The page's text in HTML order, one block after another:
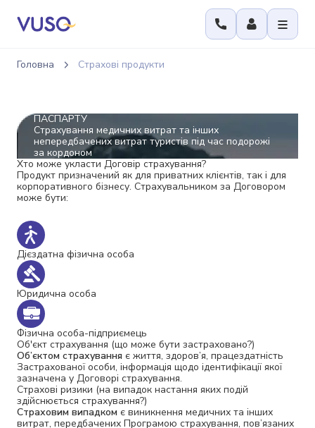
Головна Страхові продукти
ПАСПАРТУ
Страхування медичних витрат та інших
непередбачених витрат туристів під час подорожі
за кордоном
Хто може укласти Договір страхування?
Продукт призначений як для приватних клієнтів, так і для
корпоративного бізнесу. Страхувальником за Договором
може бути:
Дієздатна фізична особа
Юридична особа
Фізична особа-підприємець
Об'єкт страхування (що може бути застраховано?)
Об’єктом страхування є життя, здоров’я, працездатність
Застрахованої особи, інформація щодо ідентифікації якої
зазначена у Договорі страхування.
Страхові ризики (на випадок настання яких подій
здійснюється страхування?)
Страховим випадком є виникнення медичних та інших
витрат, передбачених Програмою страхування, пов’язаних